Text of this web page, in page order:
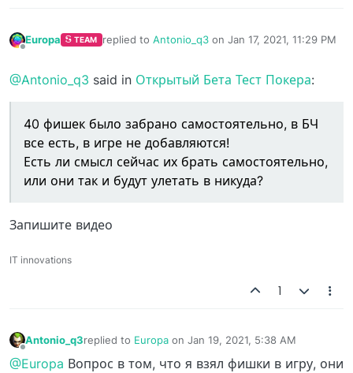
Europa TEAM replied to Antonio_q3on Jan 17, 2021, 11:29 PM
last edited by
@Antonio_q3 said in Открытый Бета Тест Покера:
40 фишек было забрано самостоятельно, в БЧ
все есть, в игре не добавляются!
Есть ли смысл сейчас их брать самостоятельно,
или они так и будут улетать в никуда?
Запишите видео
IT innovations
1
Antonio_q3replied to Europa on Jan 19, 2021, 5:38 AM
last edited by
@Europa Вопрос в том, что я взял фишки в игру, они